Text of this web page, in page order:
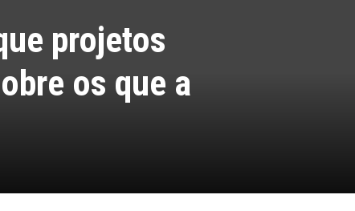
projetos
os que a